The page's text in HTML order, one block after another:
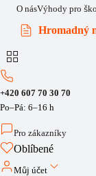
O násVýhody pro
Hromadný
+420 607 70 30 70
Po–Pá: 6–16 h
Pro zákazníky
Oblíbené
Můj účet